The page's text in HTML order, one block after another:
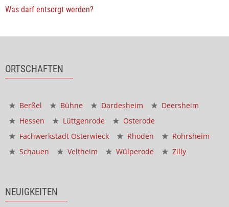
Was darf entsorgt werden?
ORTSCHAFTEN
Berßel Bühne Dardesheim
Deersheim
Hessen
Lüttgenrode
Osterode
Fachwerkstadt Osterwieck
Rhoden
Rohrsheim
Schauen
Veltheim Wülperode Zilly
NEUIGKEITEN